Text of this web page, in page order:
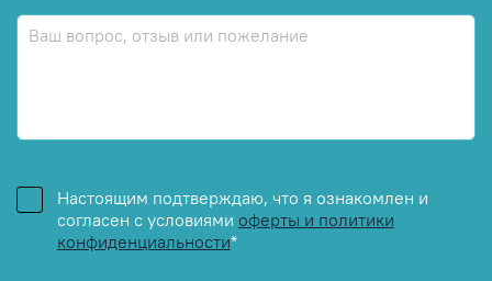
Настоящим подтверждаю, что я ознакомлен и
согласен с условиями оферты и политики
конфиденциальности*